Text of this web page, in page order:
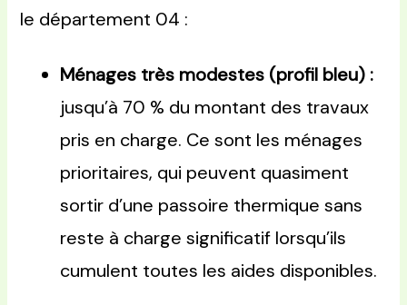
le département 04 :
Ménages très modestes (profil bleu) :
jusqu’à 70 % du montant des travaux
pris en charge. Ce sont les ménages
prioritaires, qui peuvent quasiment
sortir d’une passoire thermique sans
reste à charge significatif lorsqu’ils
cumulent toutes les aides disponibles.